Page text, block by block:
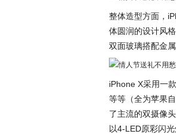
整体造型方面，
体圆润的设计风
双面玻璃搭配金
iPhone X采用一
等等（全为苹果
了主流的双摄像
以4-LED原彩闪光